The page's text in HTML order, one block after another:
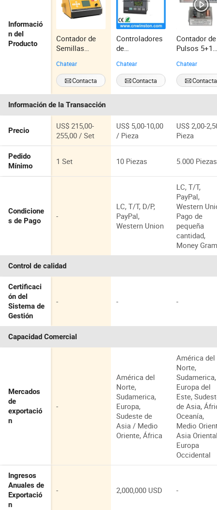
Informació
n del
Producto
Contador de
Semillas
Venta
Chatear
Contacta
Ahora
Controladores
de
Intelectivos
CH con CE
Chatear
Contacta
Ahora
Contador de
Pulsos 5+1
de Energía
Chatear
Contacta
Ahora
Información de la Transacción
Precio
US$ 215,00-
255,00 / Set
US$ 5,00-10,00
/ Pieza
US$ 2,00-
Pieza
Pedido
Mínimo
1 Set 10 Piezas 5.000 Piezas
Condicione
s de Pago
-
LC, T/T, D/P,
PayPal,
Western Union
LC, T/T,
PayPal,
Western
Pago de
pequeña
cantidad,
Money
Control de calidad
Certificaci
ón del
Sistema de
Gestión
- - -
Capacidad Comercial
Mercados
de
exportació
n
-
América del
Norte,
Sudamerica,
Europa,
Sudeste de
Asia / Medio
Oriente, África
América del
Norte,
Sudamerica,
Europa del
Este,
de Asia,
Oceanía,
Medio
Asia
Europa
Occidental
Ingresos
Anuales de
Exportació
n
- 2,000,000 USD -